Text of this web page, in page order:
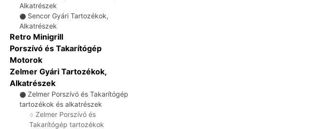
Alkatrészek
⚫ Sencor Gyári Tartozékok,
Alkatrészek
Retro Minigrill
Porszívó és Takarítógép
Motorok
Zelmer Gyári Tartozékok,
Alkatrészek
⚫ Zelmer Porszívó és Takarítógép
tartozékok és alkatrészek
♢ Zelmer Porszívó és
Takarítógép tartozékok